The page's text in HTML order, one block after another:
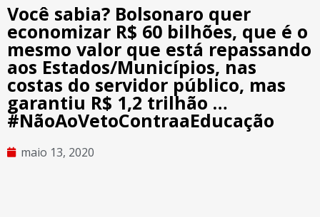
Você sabia? Bolsonaro quer
economizar R$ 60 bilhões, que é o
mesmo valor que está repassando
aos Estados/Municípios, nas
costas do servidor público, mas
garantiu R$ 1,2 trilhão …
#NãoAoVetoContraaEducação
maio 13, 2020